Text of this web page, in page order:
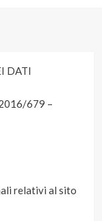
DATI
679 –
relativi al sito